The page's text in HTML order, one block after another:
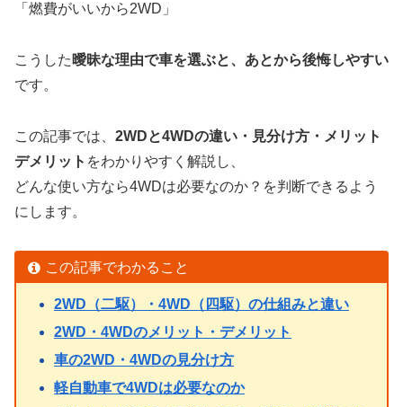
「燃費がいいから2WD」
こうした 曖昧な理由で車を選ぶと、あとから後悔しやすい
です。
この記事では、 2WDと4WDの違い・見分け方・メリット
デメリット をわかりやすく解説し、
どんな使い方なら4WDは必要なのか？を判断できるよう
にします。
この記事でわかること
2WD（二駆）・4WD（四駆）の仕組みと違い
2WD・4WDのメリット・デメリット
車の2WD・4WDの見分け方
軽自動車で4WDは必要なのか